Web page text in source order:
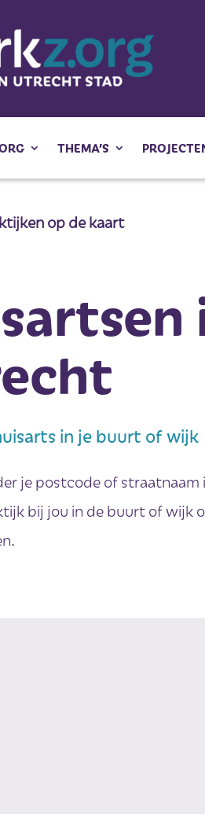
THEMA’S
op de kaart
in je buurt of wijk
je postcode of straatnaam
bij jou in de buurt of wijk